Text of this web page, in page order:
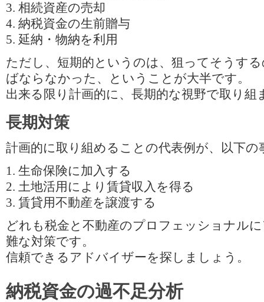
3. 相続資産の売却
4. 納税資金の生前贈与
5. 延納・物納を利用
ただし、短期的というのは、狙ってそうす
ばならなかった、ということが大半です。
出来る限り計画的に、長期的な視野で取り
長期対策
計画的に取り組めることの代表例が、以下の
1. 生命保険に加入する
2. 土地活用により賃貸収入を得る
3. 賃貸用不動産を譲渡する
どれも税金と不動産のプロフェッショナル
難な対策です。
信頼できるアドバイザーを探しましょう。
納税資金の過不足分析